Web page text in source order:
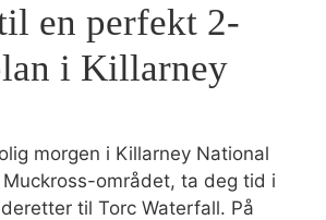
en perfekt 2-
i Killarney
morgen i Killarney National
området, ta deg tid i
til Torc Waterfall. På